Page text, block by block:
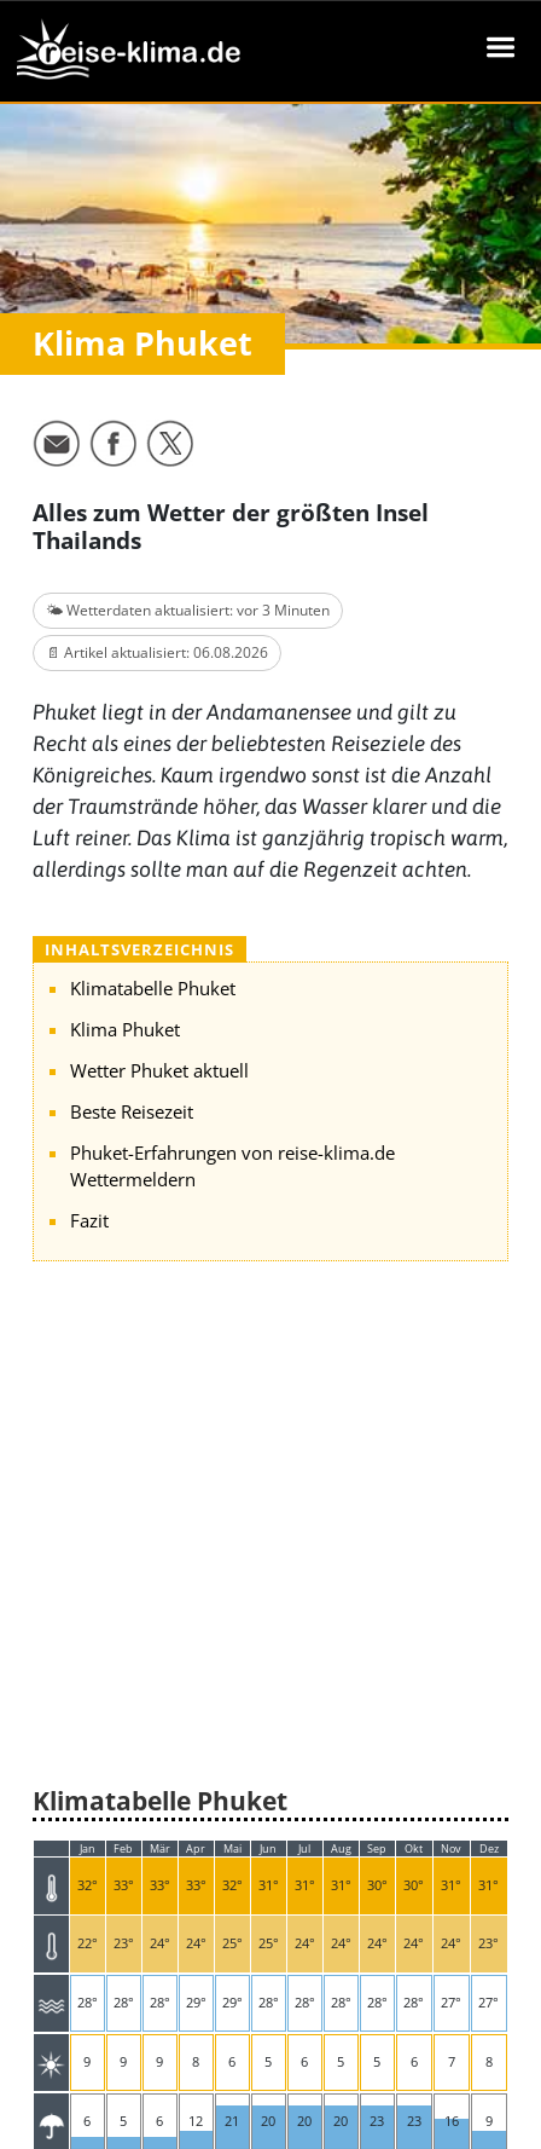
Klima Phuket
Alles zum Wetter der größten Insel
Thailands
🌤️ Wetterdaten aktualisiert: vor 3 Minuten
📄 Artikel aktualisiert: 06.08.2026
Phuket liegt in der Andamanensee und gilt zu
Recht als eines der beliebtesten Reiseziele des
Königreiches. Kaum irgendwo sonst ist die Anzahl
der Traumstrände höher, das Wasser klarer und die
Luft reiner. Das Klima ist ganzjährig tropisch warm,
allerdings sollte man auf die Regenzeit achten.
INHALTSVERZEICHNIS
Klimatabelle Phuket
Klima Phuket
Wetter Phuket aktuell
Beste Reisezeit
Phuket-Erfahrungen von reise-klima.de
Wettermeldern
Fazit
Klimatabelle Phuket
Jan Feb Mär Apr Mai Jun Jul Aug Sep Okt Nov Dez
32° 33° 33° 33° 32° 31° 31° 31° 30° 30° 31° 31°
22° 23° 24° 24° 25° 25° 24° 24° 24° 24° 24° 23°
28° 28° 28° 29° 29° 28° 28° 28° 28° 28° 27° 27°
9 9 9 8 6 5 6 5 5 6 7 8
6 5 6 12 21 20 20 20 23 23 16 9